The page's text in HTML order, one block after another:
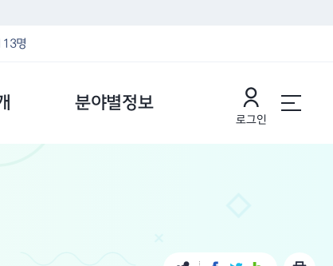
명
분야별정보
로그인